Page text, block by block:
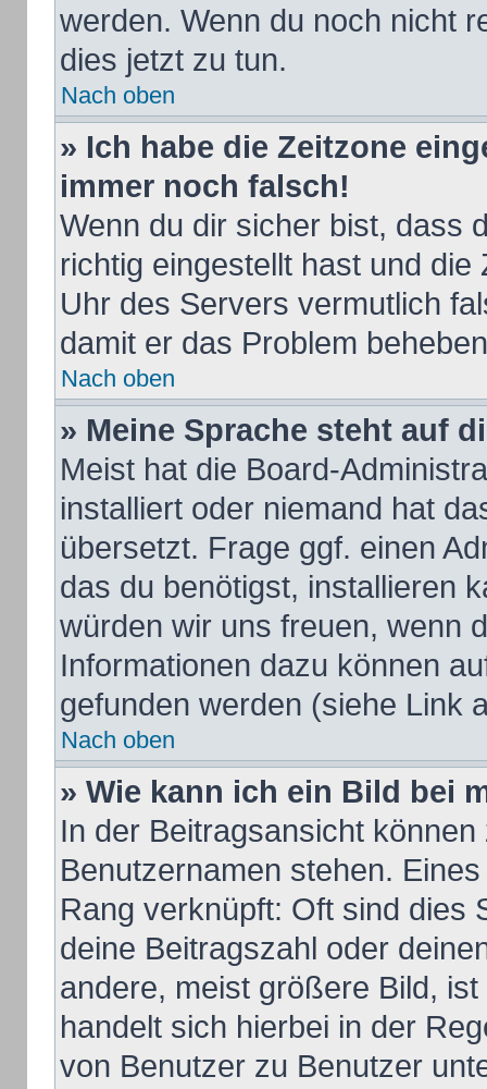
werden. Wenn du noch nicht
dies jetzt zu tun.
Nach oben
» Ich habe die Zeitzone
immer noch falsch!
Wenn du dir sicher bist, dass
richtig eingestellt hast und
Uhr des Servers vermutlich
damit er das Problem
Nach oben
» Meine Sprache steht auf
Meist hat die Board-
installiert oder niemand hat
übersetzt. Frage ggf. einen
das du benötigst, installieren
würden wir uns freuen, wenn
Informationen dazu können
gefunden werden (siehe Link
Nach oben
» Wie kann ich ein Bild bei
In der Beitragsansicht
Benutzernamen stehen.
Rang verknüpft: Oft sind dies
deine Beitragszahl oder
andere, meist größere Bild,
handelt sich hierbei in der
von Benutzer zu Benutzer